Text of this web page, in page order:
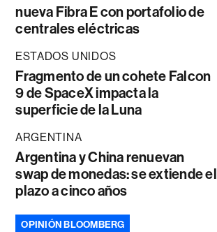
nueva Fibra E con portafolio de
centrales eléctricas
ESTADOS UNIDOS
Fragmento de un cohete Falcon
9 de SpaceX impacta la
superficie de la Luna
ARGENTINA
Argentina y China renuevan
swap de monedas: se extiende el
plazo a cinco años
OPINIÓN BLOOMBERG